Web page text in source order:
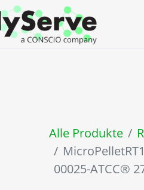
Alle Produkte
00025-ATCC®